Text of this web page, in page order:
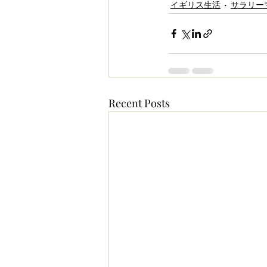
イギリス生活 サラリー
Recent Posts